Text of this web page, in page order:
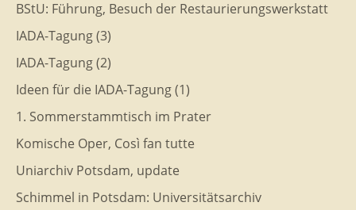
BStU: Führung, Besuch der Restaurierungswerkstatt
IADA-Tagung (3)
IADA-Tagung (2)
Ideen für die IADA-Tagung (1)
1. Sommerstammtisch im Prater
Komische Oper, Così fan tutte
Uniarchiv Potsdam, update
Schimmel in Potsdam: Universitätsarchiv